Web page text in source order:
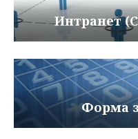
Интранет
Форма